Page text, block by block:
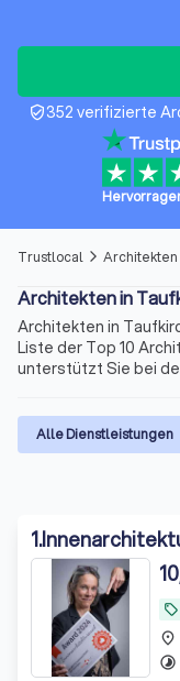
verified_user352 verifizierte
Trustlocal arrow_forward_ios Architekten
Architekten in
Architekten in
Liste der Top 10
unterstützt Sie bei
Alle Dienstleistungen
1.
local_offer
place
timelapse